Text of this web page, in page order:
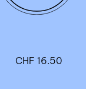
CHF 16.50